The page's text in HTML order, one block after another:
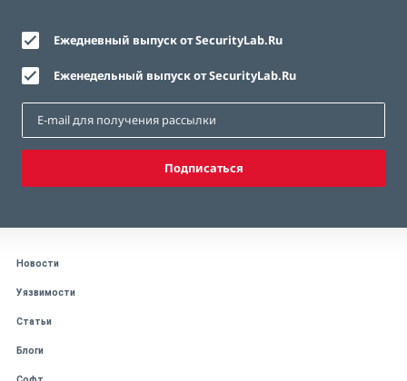
Ежедневный выпуск от SecurityLab.Ru
Еженедельный выпуск от SecurityLab.Ru
Подписаться
Новости
Уязвимости
Статьи
Блоги